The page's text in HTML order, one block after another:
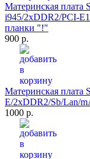
Материнская плата
i945/2xDDR2/PCI-
планки "!"
900 р.
Материнская плата
E/2xDDR2/Sb/Lan/
1000 р.